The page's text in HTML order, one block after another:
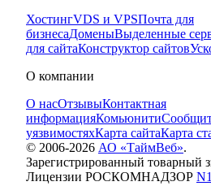
ХостингVDS и VPSПочта для
бизнесаДоменыВыделенные
для сайтаКонструктор сайтов
О компании
О насОтзывыКонтактная
информацияКомьюнити
уязвимостяхКарта сайтаКарта
© 2006-2026 АО «ТаймВеб».
Зарегистрированный товарный
Лицензии РОСКОМНАДЗОР